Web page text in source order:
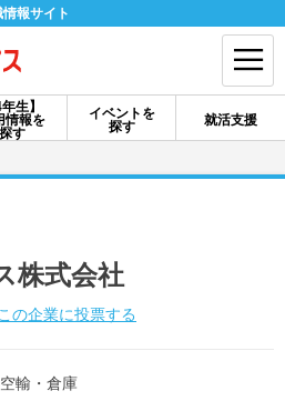
報サイト
年生】
情報を
探す
イベントを
探す
就活支援
ログイン
【4年生】
株式会社
この企業に投票する
輸・倉庫